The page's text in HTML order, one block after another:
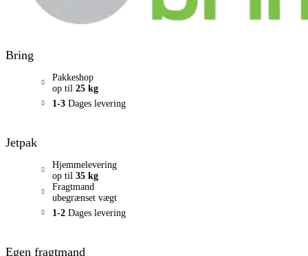
Bring
Pakkeshop
op til 25 kg
1-3 Dages levering
Jetpak
Hjemmelevering
op til 35 kg
Fragtmand
ubegrænset vægt
1-2 Dages levering
Egen fragtmand